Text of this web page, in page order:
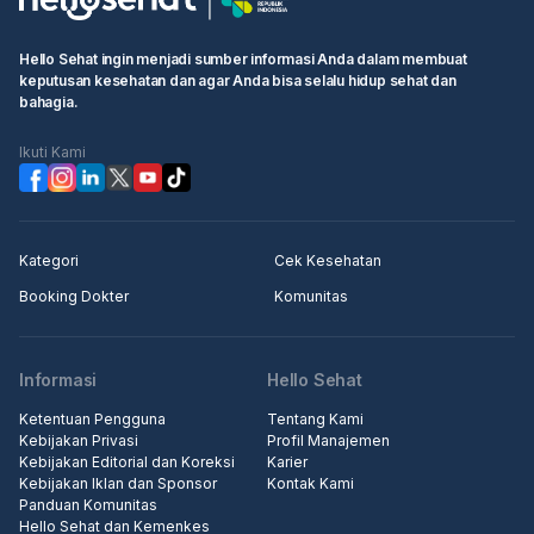
• Pilih waktu ujian dan klik kotak "Lanjutkan untuk membuat
• Isi informasi pribadi Anda dan selesaikan pemesanan
Langkah 2: Pergi ke rumah sakit atau klinik terjadwal, pergi ke
konter penerimaan medis, tunjukkan informasi pemesanan
kepada resepsionis/perawat
Langkah 3: Masuk ke klinik untuk pemeriksaan.
Hello Sehat ingin menjadi sumber informasi Anda dalam membuat
keputusan kesehatan dan agar Anda bisa selalu hidup sehat dan
bahagia.
Ikuti Kami
Kategori
Cek Kesehatan
Booking Dokter
Komunitas
Informasi
Ketentuan Pengguna
Kebijakan Privasi
Kebijakan Editorial dan Koreksi
Kebijakan Iklan dan Sponsor
Panduan Komunitas
Hello Sehat dan Kemenkes
Hello Sehat
Tentang Kami
Profil Manajemen
Karier
Kontak Kami